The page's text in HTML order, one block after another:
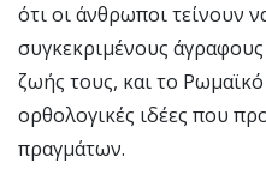
ότι οι άνθρωποι τείνουν
συγκεκριμένους
ζωής τους, και το
ορθολογικές ιδέες που
πραγμάτων.